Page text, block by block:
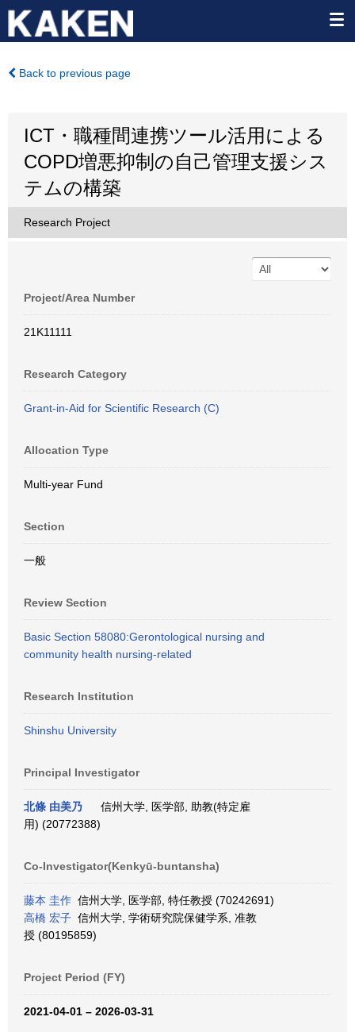
Back to previous page
ICT・職種間連携ツール活用による
COPD増悪抑制の自己管理支援シス
テムの構築
Research Project
Project/Area Number
21K11111
Research Category
Grant-in-Aid for Scientific Research (C)
Allocation Type
Multi-year Fund
Section
一般
Review Section
Basic Section 58080:Gerontological nursing and
community health nursing-related
Research Institution
Shinshu University
Principal Investigator
北條 由美乃
信州大学, 医学部, 助教(特定雇
用) (20772388)
Co-Investigator(Kenkyū-buntansha)
藤本 圭作 信州大学, 医学部, 特任教授 (70242691)
高橋 宏子 信州大学, 学術研究院保健学系, 准教
授 (80195859)
Project Period (FY)
2021-04-01 – 2026-03-31